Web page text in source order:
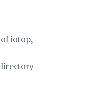
iotop,